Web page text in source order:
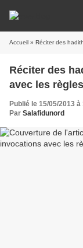
Accueil » Réciter des
Réciter des
avec les
Publié le 15/05/2013 à
Par Salafidunord